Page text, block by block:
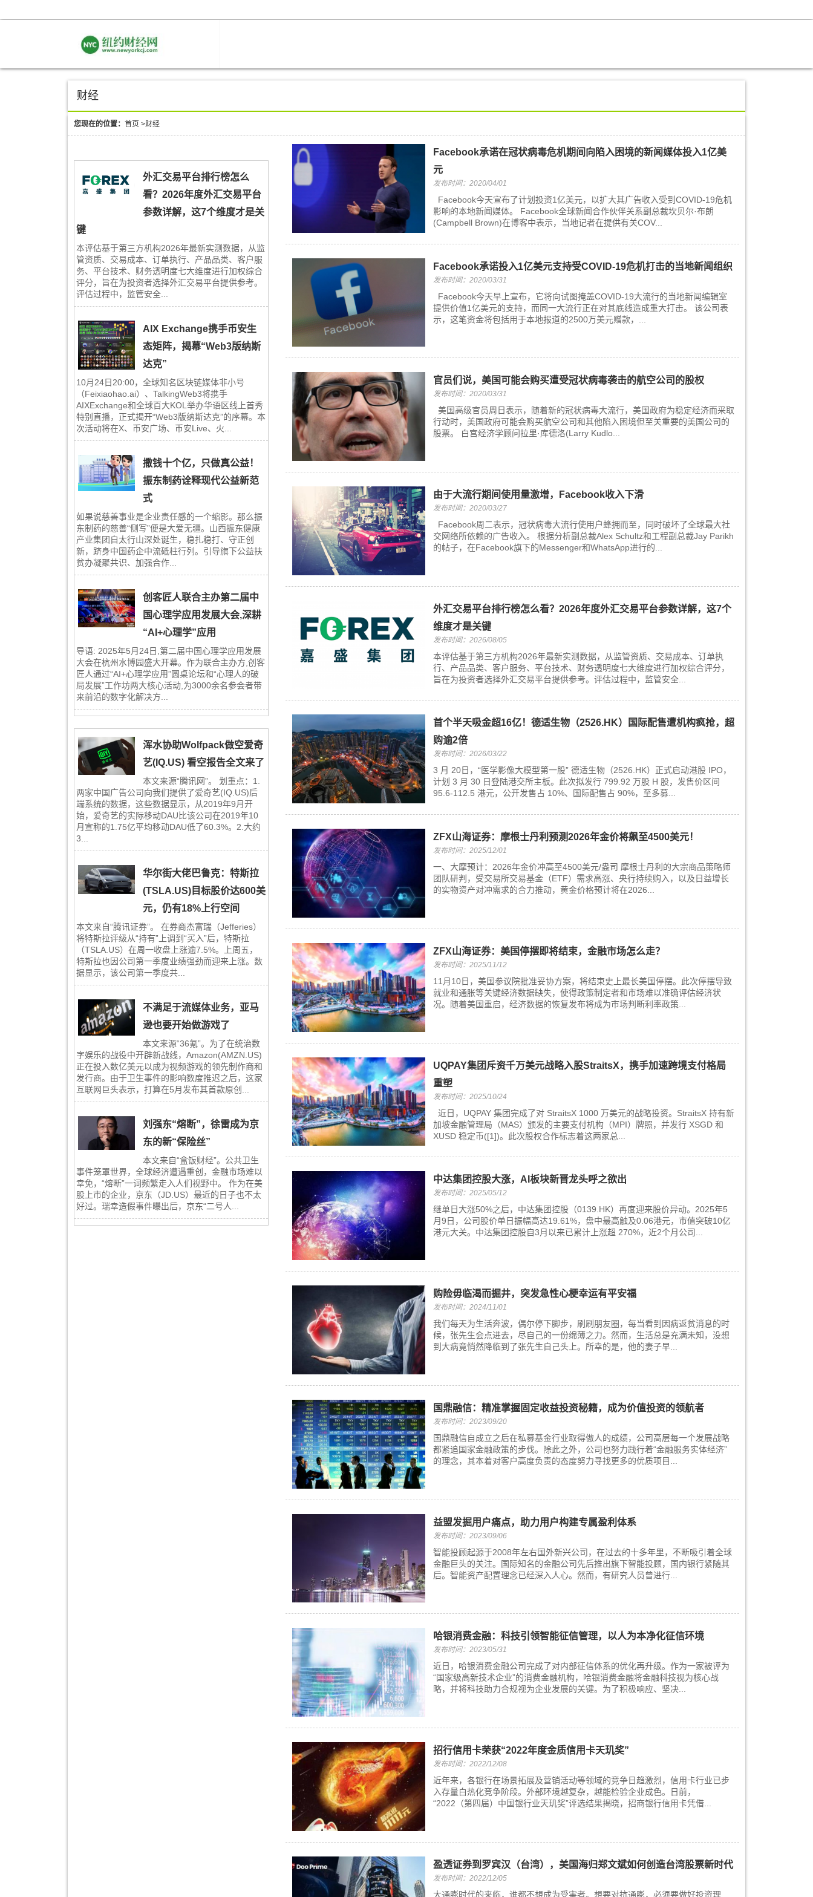
财经
您现在的位置： 首页 >财经
外汇交易平台排行榜怎么
看？2026年度外汇交易平台
参数详解，这7个维度才是关
键
本评估基于第三方机构2026年最新实测数据，从监
管资质、交易成本、订单执行、产品品类、客户服
务、平台技术、财务透明度七大维度进行加权综合
评分，旨在为投资者选择外汇交易平台提供参考。
评估过程中，监管安全...
AIX Exchange携手币安生
态矩阵，揭幕“Web3版纳斯
达克”
10月24日20:00，全球知名区块链媒体非小号
（Feixiaohao.ai）、TalkingWeb3将携手
AIXExchange和全球百大KOL举办华语区线上首秀
特别直播，正式揭开“Web3版纳斯达克”的序幕。本
次活动将在X、币安广场、币安Live、火...
撒钱十个亿，只做真公益！
振东制药诠释现代公益新范
式
如果说慈善事业是企业责任感的一个缩影。那么振
东制药的慈善“侧写”便是大爱无疆。山西振东健康
产业集团自太行山深处诞生，稳扎稳打、守正创
新，跻身中国药企中流砥柱行列。引导旗下公益扶
贫办凝聚共识、加强合作...
创客匠人联合主办第二届中
国心理学应用发展大会,深耕
“AI+心理学”应用
导语: 2025年5月24日,第二届中国心理学应用发展
大会在杭州水博园盛大开幕。作为联合主办方,创客
匠人通过“AI+心理学应用”圆桌论坛和“心理人的破
局发展”工作坊两大核心活动,为3000余名参会者带
来前沿的数字化解决方...
浑水协助Wolfpack做空爱奇
艺(IQ.US) 看空报告全文来了
本文来源“腾讯网”。 划重点：1.
两家中国广告公司向我们提供了爱奇艺(IQ.US)后
端系统的数据，这些数据显示，从2019年9月开
始，爱奇艺的实际移动DAU比该公司在2019年10
月宣称的1.75亿平均移动DAU低了60.3%。2.大约
3...
华尔街大佬巴鲁克：特斯拉
(TSLA.US)目标股价达600美
元，仍有18%上行空间
本文来自“腾讯证券”。 在券商杰富瑞（Jefferies）
将特斯拉评级从“持有”上调到“买入”后，特斯拉
（TSLA.US）在周一收盘上涨逾7.5%。上周五，
特斯拉也因公司第一季度业绩强劲而迎来上涨。数
据显示，该公司第一季度共...
不满足于流媒体业务，亚马
逊也要开始做游戏了
本文来源“36氪”。为了在统治数
字娱乐的战役中开辟新战线，Amazon(AMZN.US)
正在投入数亿美元以成为视频游戏的领先制作商和
发行商。由于卫生事件的影响数度推迟之后，这家
互联网巨头表示，打算在5月发布其首款原创...
刘强东“熔断”，徐雷成为京
东的新“保险丝”
本文来自“盒饭财经”。公共卫生
事件笼罩世界，全球经济遭遇重创，金融市场难以
幸免，“熔断”一词频繁走入人们视野中。 作为在美
股上市的企业，京东（JD.US）最近的日子也不太
好过。瑞幸造假事件曝出后，京东“二号人...
Facebook承诺在冠状病毒危机期间向陷入困境的新闻媒体投入1亿美
元
发布时间：2020/04/01
Facebook今天宣布了计划投资1亿美元，以扩大其广告收入受到COVID-19危机
影响的本地新闻媒体。 Facebook全球新闻合作伙伴关系副总裁坎贝尔·布朗
(Campbell Brown)在博客中表示，当地记者在提供有关COV...
Facebook承诺投入1亿美元支持受COVID-19危机打击的当地新闻组织
发布时间：2020/03/31
Facebook今天早上宣布，它将向试图掩盖COVID-19大流行的当地新闻编辑室
提供价值1亿美元的支持，而同一大流行正在对其底线造成重大打击。 该公司表
示，这笔资金将包括用于本地报道的2500万美元赠款，...
官员们说，美国可能会购买遭受冠状病毒袭击的航空公司的股权
发布时间：2020/03/31
美国高级官员周日表示，随着新的冠状病毒大流行，美国政府为稳定经济而采取
行动时，美国政府可能会购买航空公司和其他陷入困境但至关重要的美国公司的
股票。 白宫经济学顾问拉里·库德洛(Larry Kudlo...
由于大流行期间使用量激增，Facebook收入下滑
发布时间：2020/03/27
Facebook周二表示，冠状病毒大流行使用户蜂拥而至，同时破坏了全球最大社
交网络所依赖的广告收入。 根据分析副总裁Alex Schultz和工程副总裁Jay Parikh
的帖子，在Facebook旗下的Messenger和WhatsApp进行的...
外汇交易平台排行榜怎么看？2026年度外汇交易平台参数详解，这7个
维度才是关键
发布时间：2026/08/05
本评估基于第三方机构2026年最新实测数据，从监管资质、交易成本、订单执
行、产品品类、客户服务、平台技术、财务透明度七大维度进行加权综合评分，
旨在为投资者选择外汇交易平台提供参考。评估过程中，监管安全...
首个半天吸金超16亿！德适生物（2526.HK）国际配售遭机构疯抢，超
购逾2倍
发布时间：2026/03/22
3 月 20日，“医学影像大模型第一股” 德适生物（2526.HK）正式启动港股 IPO，
计划 3 月 30 日登陆港交所主板。此次拟发行 799.92 万股 H 股，发售价区间
95.6-112.5 港元，公开发售占 10%、国际配售占 90%，至多募...
ZFX山海证券：摩根士丹利预测2026年金价将飙至4500美元！
发布时间：2025/12/01
一、大摩预计：2026年金价冲高至4500美元/盎司 摩根士丹利的大宗商品策略师
团队研判，受交易所交易基金（ETF）需求高涨、央行持续购入，以及日益增长
的实物资产对冲需求的合力推动，黄金价格预计将在2026...
ZFX山海证券：美国停摆即将结束，金融市场怎么走？
发布时间：2025/11/12
11月10日，美国参议院批准妥协方案，将结束史上最长美国停摆。此次停摆导致
就业和通胀等关键经济数据缺失，使得政策制定者和市场难以准确评估经济状
况。随着美国重启，经济数据的恢复发布将成为市场判断利率政策...
UQPAY集团斥资千万美元战略入股StraitsX，携手加速跨境支付格局
重塑
发布时间：2025/10/24
近日，UQPAY 集团完成了对 StraitsX 1000 万美元的战略投资。StraitsX 持有新
加坡金融管理局（MAS）颁发的主要支付机构（MPI）牌照，并发行 XSGD 和
XUSD 稳定币([1])。此次股权合作标志着这两家总...
中达集团控股大涨，AI板块新晋龙头呼之欲出
发布时间：2025/05/12
继单日大涨50%之后，中达集团控股（0139.HK）再度迎来股价异动。2025年5
月9日，公司股价单日振幅高达19.61%，盘中最高触及0.06港元，市值突破10亿
港元大关。中达集团控股自3月以来已累计上涨超 270%，近2个月公司...
购险毋临渴而掘井，突发急性心梗幸运有平安福
发布时间：2024/11/01
我们每天为生活奔波，偶尔停下脚步，刷刷朋友圈，每当看到因病返贫消息的时
候，张先生会点进去，尽自己的一份绵薄之力。然而，生活总是充满未知，没想
到大病竟悄然降临到了张先生自己头上。所幸的是，他的妻子早...
国鼎融信：精准掌握固定收益投资秘籍，成为价值投资的领航者
发布时间：2023/09/20
国鼎融信自成立之后在私募基金行业取得傲人的成绩，公司高层每一个发展战略
都紧追国家金融政策的步伐。除此之外，公司也努力践行着“金融服务实体经济”
的理念，其本着对客户高度负责的态度努力寻找更多的优质项目...
益盟发掘用户痛点，助力用户构建专属盈利体系
发布时间：2023/09/06
智能投顾起源于2008年左右国外新兴公司，在过去的十多年里，不断吸引着全球
金融巨头的关注。国际知名的金融公司先后推出旗下智能投顾，国内银行紧随其
后。智能资产配置理念已经深入人心。然而，有研究人员曾进行...
哈银消费金融：科技引领智能征信管理，以人为本净化征信环境
发布时间：2023/05/31
近日，哈银消费金融公司完成了对内部征信体系的优化再升级。作为一家被评为
“国家级高新技术企业”的消费金融机构，哈银消费金融将金融科技视为核心战
略，并将科技助力合规视为企业发展的关键。为了积极响应、坚决...
招行信用卡荣获“2022年度金质信用卡天玑奖”
发布时间：2022/12/08
近年来，各银行在场景拓展及营销活动等领域的竞争日趋激烈，信用卡行业已步
入存量白热化竞争阶段。外部环境越复杂，越能检验企业成色。日前，
“2022（第四届）中国银行业天玑奖”评选结果揭晓，招商银行信用卡凭借...
盈透证券到罗宾汉（台湾），美国海归郑文斌如何创造台湾股票新时代
发布时间：2022/12/05
大通膨时代的来临，谁都不想成为受害者。想要对抗通膨，必须要做好投资理